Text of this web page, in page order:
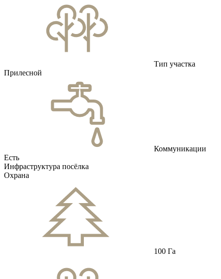
Тип участка
Прилесной
Коммуникации
Есть
Инфраструктура посёлка
Охрана
100 Га